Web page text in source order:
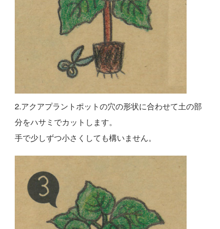
2.アクアプラントポットの穴の形状に合わせて土の部
分をハサミでカットします。
手で少しずつ小さくしても構いません。